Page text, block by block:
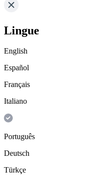
Lingue
English
Español
Français
Italiano
Português
Deutsch
Türkçe